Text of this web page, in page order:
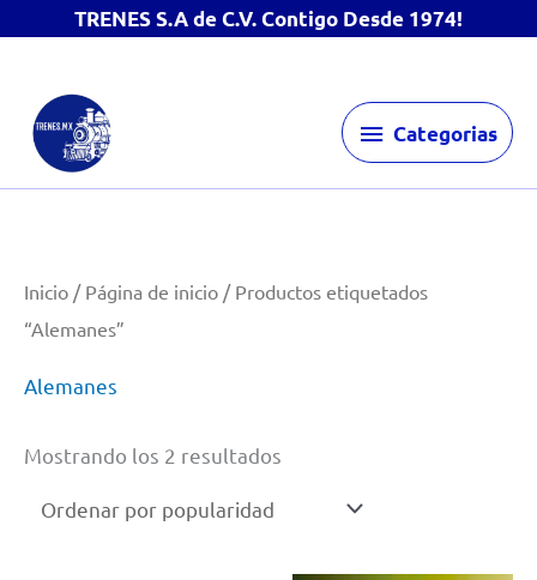
TRENES S.A de C.V. Contigo Desde 1974!
contenido
Categorias
Categorias
Inicio / Página de inicio / Productos etiquetados
“Alemanes”
Alemanes
Mostrando los 2 resultados